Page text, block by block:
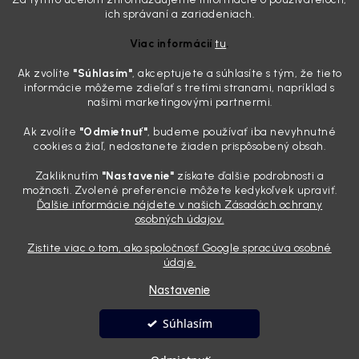
ich správaní a zariadeniach.
Viac informáciítu.
Ak zvolíte "Súhlasím", akceptujete a súhlasíte s tým, že tieto
informácie môžeme zdieľať s tretími stranami, napríklad s
našimi marketingovými partnermi.
Ak zvolíte "Odmietnuť", budeme používať iba nevyhnutné
cookies a žiaľ, nedostanete žiaden prispôsobený obsah.
Zakliknutím "Nastavenie" získate ďalšie podrobnosti a
možnosti. Zvolené preferencie môžete kedykoľvek upraviť.
Ďalšie informácie nájdete v našich Zásadách ochrany
osobných údajov.
Zistite viac o tom, ako spoločnosť Google spracúva osobné
údaje.
Nastavenie
Súhlasím
Zabudnite na handru. Ak chcete mať auto naozaj čisté,
Poznáte ten moment. Vonku svieti slnko, vy sedíte v čerstvo
„upratanom“ aute, no pri pohľade na palubnú dosku vás ide poraziť. V
mriežkach ventilácie, okolo tlačidiel a v švíkoch sedačiek na vás stále
drzo pozerá prach. Handra ani vysávač tam jednodu...
Detailing nemusí stáť výplatu: 5 kúskov autokozmetiky,
31.7.2026
Sobotné ráno, káva v ruke a pred vami zaprášená kapota. Pre
niekoho nuda, pre nás najlepší relax. Lenže keď si v košíku spočítate
pokaziť náladu. Dobrá správa je, že aj profi výbava ...
Vytvoril Shoptet